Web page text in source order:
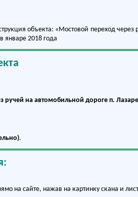
объекта: «Мостовой переход
январе 2018 года
ручей на автомобильной дороге п.
.
на сайте, нажав на картинку скана и